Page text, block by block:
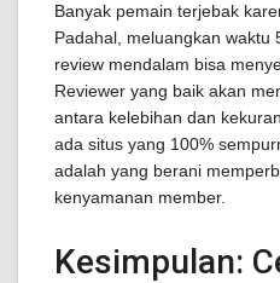
Banyak pemain terjebak
Padahal, meluangkan waktu
review mendalam bisa
Reviewer yang baik akan
antara kelebihan dan
ada situs yang 100%
adalah yang berani
kenyamanan member.
Kesimpulan: